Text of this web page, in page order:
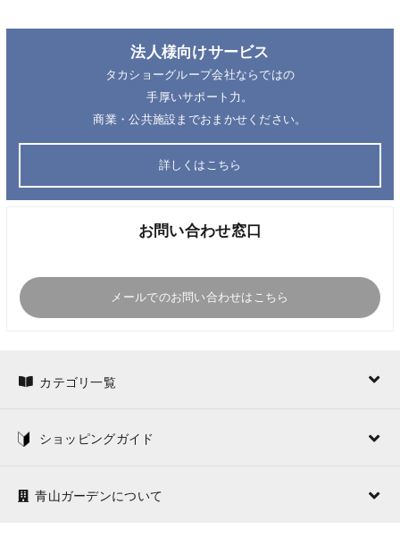
法人様向けサービス
タカショーグループ会社ならではの
手厚いサポート力。
商業・公共施設までおまかせください。
詳しくはこちら
お問い合わせ窓口
メールでのお問い合わせはこちら
カテゴリ一覧
ショッピングガイド
青山ガーデンについて